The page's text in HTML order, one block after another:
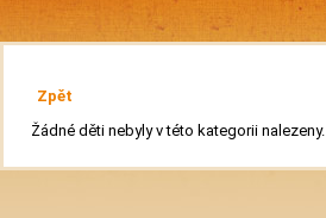
Zpět
Žádné děti nebyly v této kategorii nalezeny.